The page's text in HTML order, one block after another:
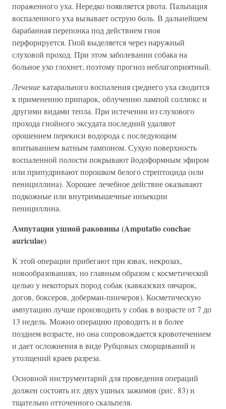
пораженного уха. Нередко появляется рвота. Пальпация
воспаленного уха вызывает острую боль. В дальнейшем
барабанная перепонка под действием гноя
перфорируется. Гной выделяется через наружный
слуховой проход. При этом заболевании собака на
больное ухо глохнет, поэтому прогноз неблагоприятный.
Лечениекатарального воспаления среднего уха сводится
к применению припарок, облучению лампой соллюкс и
другими видами тепла. При истечении из слухового
прохода гнойного эксудата последний удаляют
орошением перекиси водорода с последующим
впитыванием ватным тампоном. Сухую поверхность
воспаленной полости покрывают йодоформным эфиром
или припудривают порошком белого стрептоцида (или
пенициллина). Хорошее лечебное действие оказывают
подкожные или внутримышечные инъекции
пенициллина.
Ампутация ушной раковины (Amputatio conchae
auriculae)
К этой операции прибегают при язвах, некрозах,
новообразованиях, но главным образом с косметической
целью у некоторых пород собак (кавказских овчарок,
догов, боксеров, доберман-пинчеров). Косметическую
ампутацию лучше производить у собак в возрасте от 7 до
13 недель. Можно операцию проводить и в более
позднем возрасте, но она сопровождается кровотечением
и дает осложнения в виде Рубцовых сморщиваний и
утолщений краев разреза.
Основной инструментарий для проведения операций
должен состоять из: двух ушных зажимов (рис. 83) и
тщательно отточенного скальпеля.